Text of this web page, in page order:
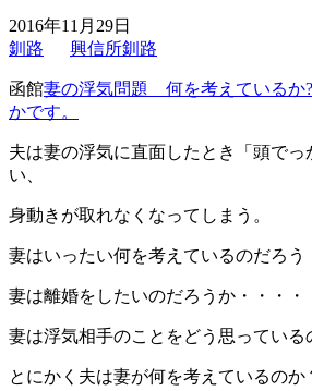
2016年11月29日
釧路
興信所釧路
函館妻の浮気問題 何を考えているか
かです。
夫は妻の浮気に直面したとき「頭でっ
い、
身動きが取れなくなってしまう。
妻はいったい何を考えているのだろう
妻は離婚をしたいのだろうか・・・・
妻は浮気相手のことをどう思っている
とにかく夫は妻が何を考えているのか